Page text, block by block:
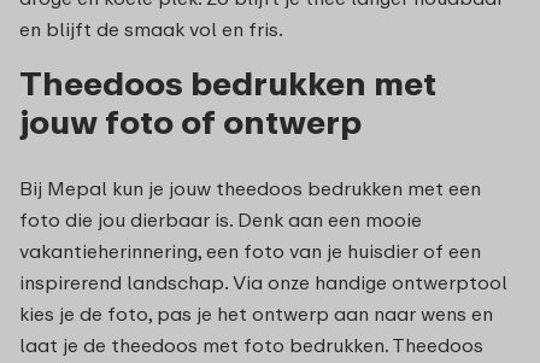
en blijft de smaak vol en fris.
Theedoos bedrukken met
jouw foto of ontwerp
Bij Mepal kun je jouw theedoos bedrukken met een
foto die jou dierbaar is. Denk aan een mooie
vakantieherinnering, een foto van je huisdier of een
inspirerend landschap. Via onze handige ontwerptool
kies je de foto, pas je het ontwerp aan naar wens en
laat je de theedoos met foto bedrukken. Theedoos